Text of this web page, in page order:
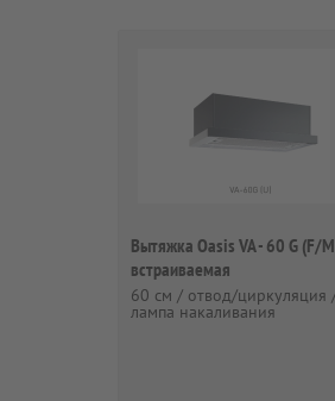
Вытяжка Oasis VA - 60 G (F/
встраиваемая
60 см / отвод/циркуляция
лампа накаливания